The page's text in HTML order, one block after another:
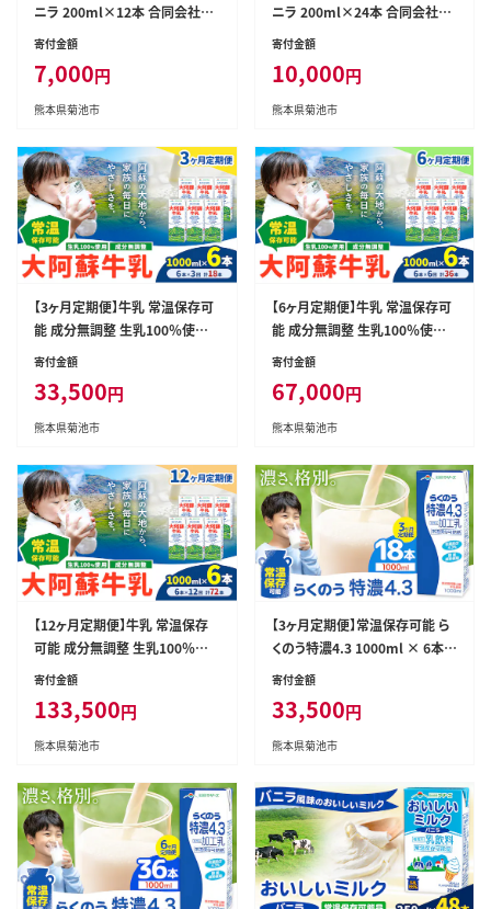
ニラ 200ml×12本 合同会社た
べたせいか《30日以内に出荷予
牛乳 乳果オリゴ糖 バニラ風味
乳飲料 おやつ ジュース ドリンク
--016-2616---
寄付金額
7,000円
熊本県菊池市
ニラ 200ml×24本 合同会社た
べたせいか《30日以内に出荷予
牛乳 乳果オリゴ糖 バニラ風味
乳飲料 おやつ ジュース ドリンク
--016-2617---
寄付金額
10,000円
熊本県菊池市
【3ヶ月定期便】牛乳 常温保存可
能 成分無調整 生乳100％使用
大阿蘇牛乳 紙パック 1000ml×
か《申込月の翌月から出荷開始》
熊本県 菊池市 牛乳 乳飲料 乳性
ト ロングライフ 熊本県産---001
6-3003---
寄付金額
33,500円
熊本県菊池市
【6ヶ月定期便】牛乳 常温保存可
能 成分無調整 生乳100％使用
大阿蘇牛乳 紙パック 1000ml×
か《申込月の翌月から出荷開始》
熊本県 菊池市 牛乳 乳飲料 乳性
ト ロングライフ 熊本県産---001
6-3006---
寄付金額
67,000円
熊本県菊池市
【12ヶ月定期便】牛乳 常温保存
可能 成分無調整 生乳100％使
用 大阿蘇牛乳 紙パック 1000m
せいか《申込月の翌月から出荷
開始》熊本県 菊池市 牛乳 乳飲
料 セット ロングライフ 熊本県
産---0016-3012---
寄付金額
133,500円
熊本県菊池市
【3ヶ月定期便】常温保存可能 ら
くのう特濃4.3 1000ml × 6本
計18本 合同会社たべたせいか
本県 菊池市 紙パック 牛乳 特濃
飲料 らくのうマザーズ 乳飲料
長期保存 熊本県産---0016-302
9---
寄付金額
33,500円
熊本県菊池市